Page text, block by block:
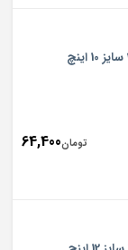
تومان64,400